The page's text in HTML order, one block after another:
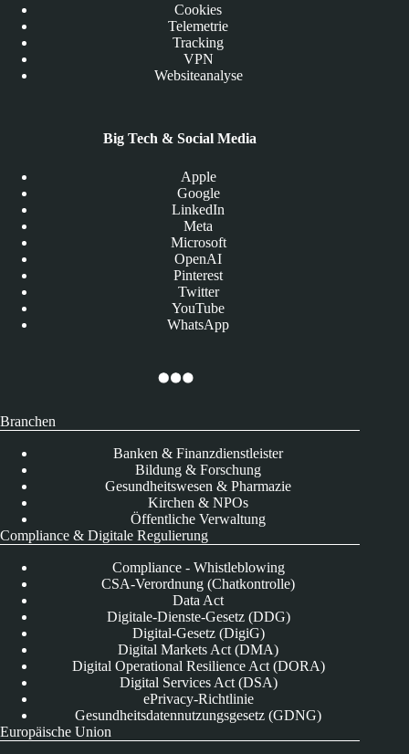
Cookies
Telemetrie
Tracking
VPN
Websiteanalyse
Big Tech & Social Media
Apple
Google
LinkedIn
Meta
Microsoft
OpenAI
Pinterest
Twitter
YouTube
WhatsApp
Branchen
Banken & Finanzdienstleister
Bildung & Forschung
Gesundheitswesen & Pharmazie
Kirchen & NPOs
Öffentliche Verwaltung
Compliance & Digitale Regulierung
Compliance - Whistleblowing
CSA-Verordnung (Chatkontrolle)
Data Act
Digitale-Dienste-Gesetz (DDG)
Digital-Gesetz (DigiG)
Digital Markets Act (DMA)
Digital Operational Resilience Act (DORA)
Digital Services Act (DSA)
ePrivacy-Richtlinie
Gesundheitsdatennutzungsgesetz (GDNG)
Europäische Union